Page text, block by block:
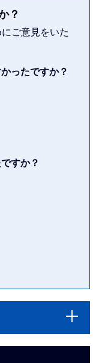
？
ご意見をいた
ったですか？
すか？